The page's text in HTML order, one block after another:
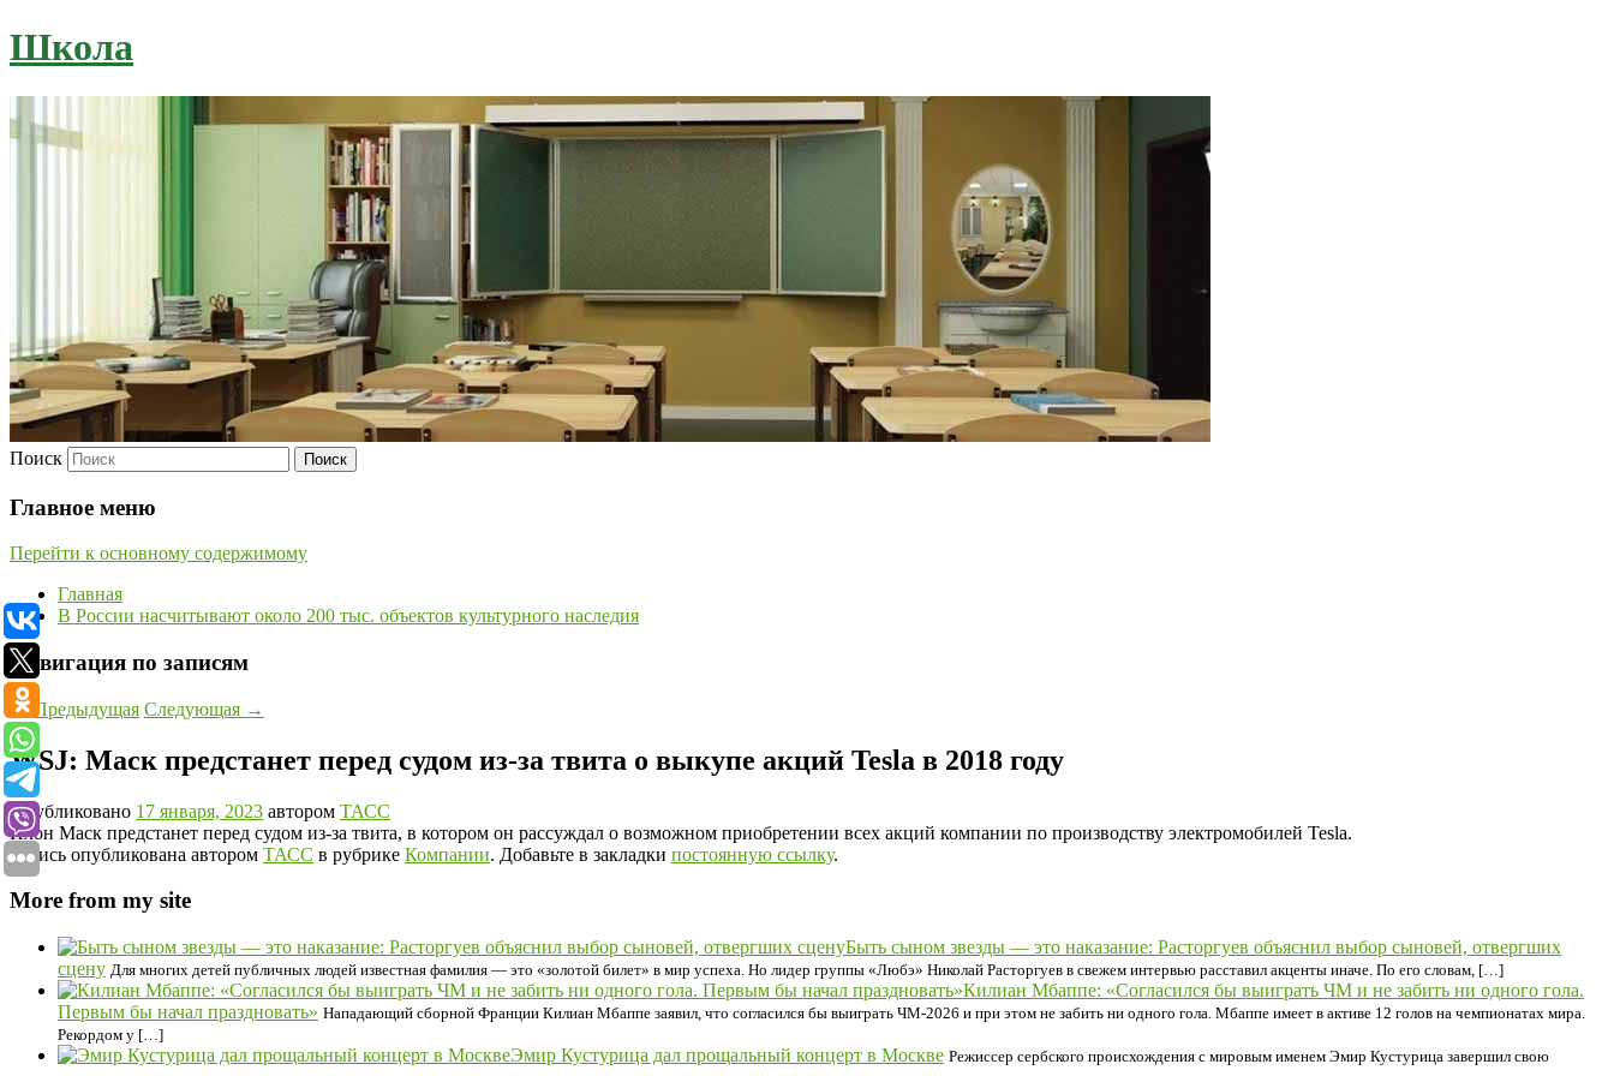
Школа
Поиск
Главное меню
Перейти к основному содержимому
Главная
В России насчитывают около 200 тыс. объектов культурного наследия
Навигация по записям
←Предыдущая Следующая →
WSJ: Маск предстанет перед судом из-за твита о выкупе акций Tesla в 2018 году
Опубликовано 17 января, 2023 автором ТАСС
Илон Маск предстанет перед судом из-за твита, в котором он рассуждал о возможном приобретении всех акций компании по производству электромобилей Tesla.
Запись опубликована автором ТАСС в рубрике Компании. Добавьте в закладки постоянную ссылку.
More from my site
Быть сыном звезды — это наказание: Расторгуев объяснил выбор сыновей, отвергших
сцену Для многих детей публичных людей известная фамилия — это «золотой билет» в мир успеха. Но лидер группы «Любэ» Николай Расторгуев в свежем интервью расставил акценты иначе. По его словам, […]
Килиан Мбаппе: «Согласился бы выиграть ЧМ и не забить ни одного гола.
Первым бы начал праздновать» Нападающий сборной Франции Килиан Мбаппе заявил, что согласился бы выиграть ЧМ-2026 и при этом не забить ни одного гола. Мбаппе имеет в активе 12 голов на чемпионатах мира.
Рекордом у […]
Эмир Кустурица дал прощальный концерт в Москве Режиссер сербского происхождения с мировым именем Эмир Кустурица завершил свою